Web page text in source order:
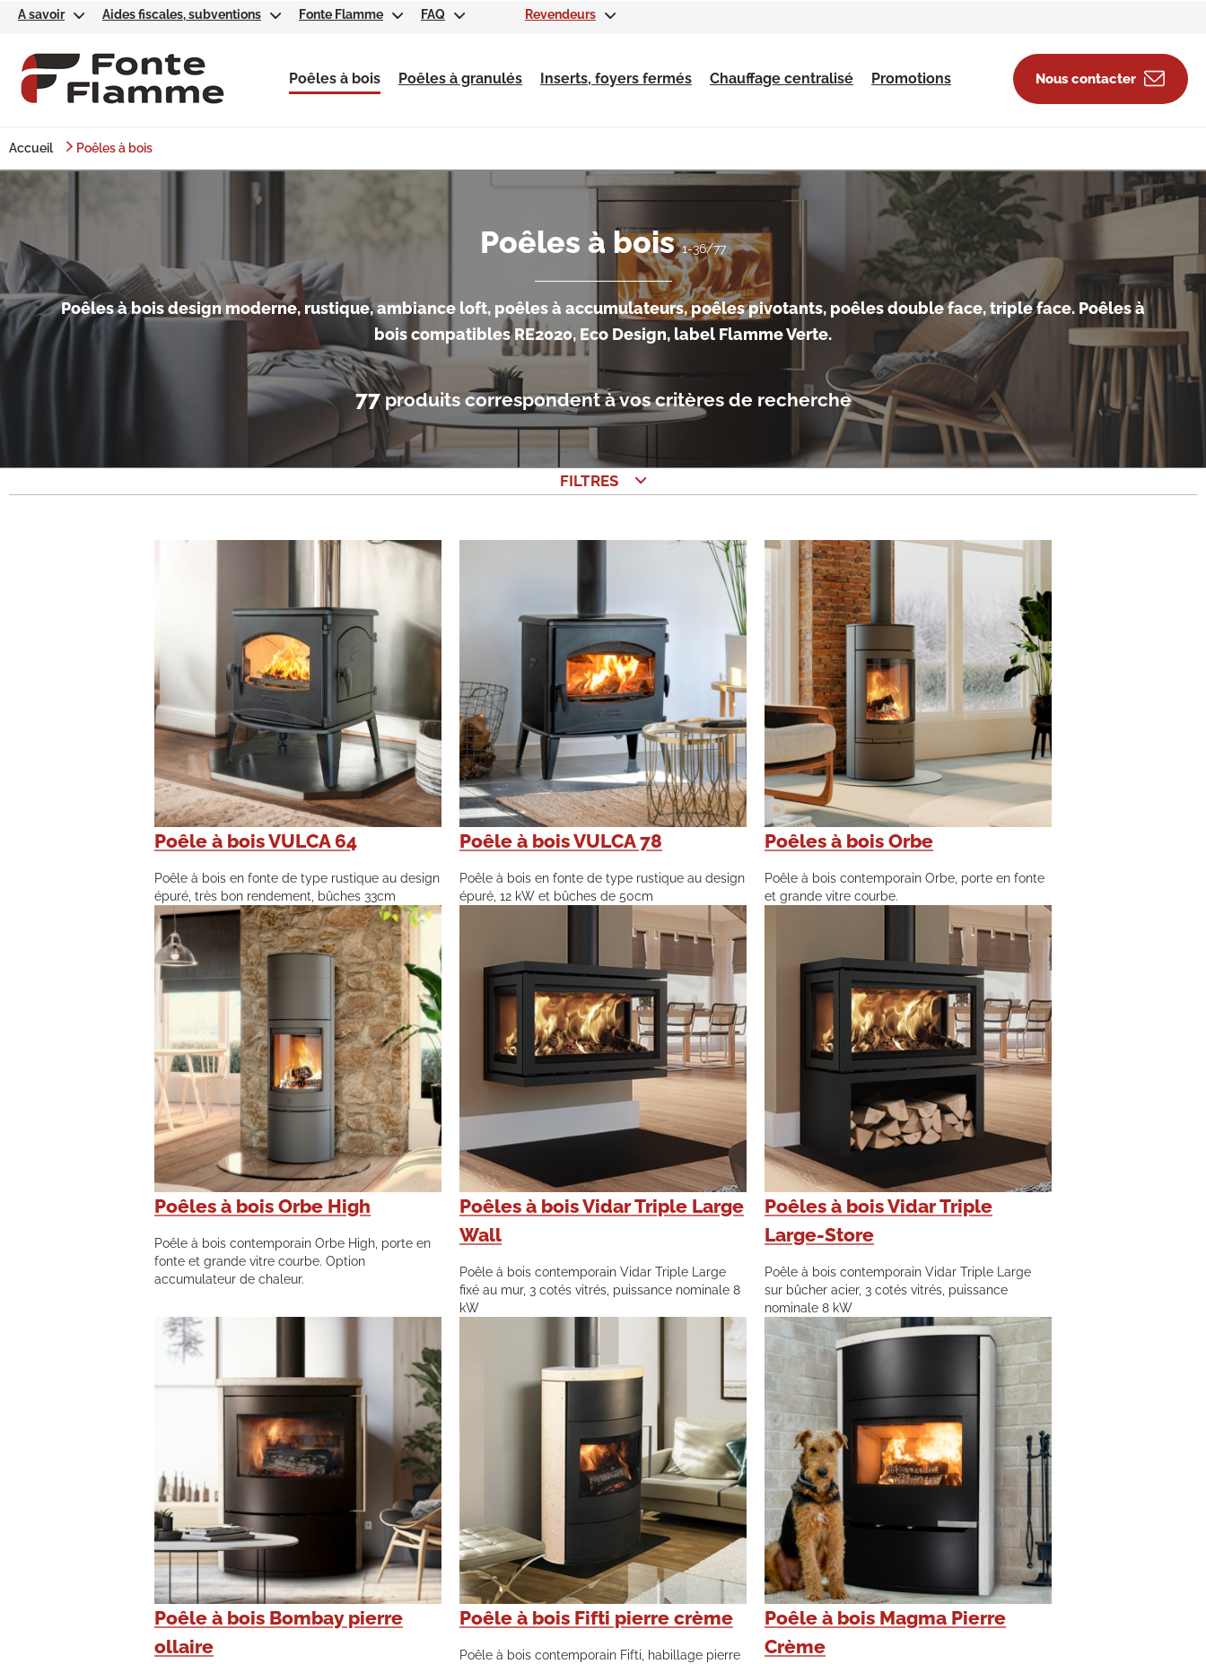
Poêles à bois Poêles à granulés Inserts, foyers fermés Chauffage centralisé Promotions Nous contacter
A savoir Aides fiscales, subventions Fonte Flamme FAQ Revendeurs
Accueil Poêles à bois
Poêles à bois1-36/77
Poêles à bois design moderne, rustique, ambiance loft, poêles à accumulateurs, poêles pivotants, poêles double face, triple face. Poêles à
bois compatibles RE2020, Eco Design, label Flamme Verte.
77produits correspondent à vos critères de recherche
FILTRES
Poêle à bois VULCA 64
Poêle à bois en fonte de type rustique au design
épuré, très bon rendement, bûches 33cm
Poêle à bois VULCA 78
Poêle à bois en fonte de type rustique au design
épuré, 12 kW et bûches de 50cm
Poêles à bois Orbe
Poêle à bois contemporain Orbe, porte en fonte
et grande vitre courbe.
Poêles à bois Orbe High
Poêle à bois contemporain Orbe High, porte en
fonte et grande vitre courbe. Option
accumulateur de chaleur.
Poêles à bois Vidar Triple Large
Wall
Poêle à bois contemporain Vidar Triple Large
fixé au mur, 3 cotés vitrés, puissance nominale 8
kW
Poêles à bois Vidar Triple
Large-Store
Poêle à bois contemporain Vidar Triple Large
sur bûcher acier, 3 cotés vitrés, puissance
nominale 8 kW
Poêle à bois Bombay pierre
ollaire
Poêle à bois Fifti pierre crème
Poêle à bois contemporain Fifti, habillage pierre
Poêle à bois Magma Pierre
Crème